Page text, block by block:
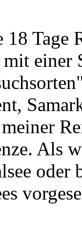
18 Tage
mit
Als
oder